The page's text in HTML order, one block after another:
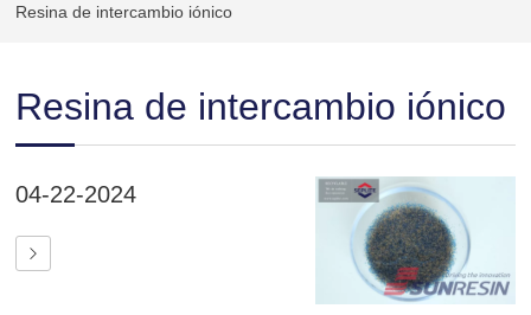
INVERSORES
CONTACTO
Resina de intercambio iónico
Resina de intercambio iónico
04-22-2024